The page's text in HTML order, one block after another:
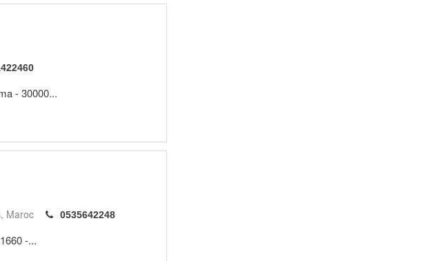
- 30000...
Maroc 0535642248
-...